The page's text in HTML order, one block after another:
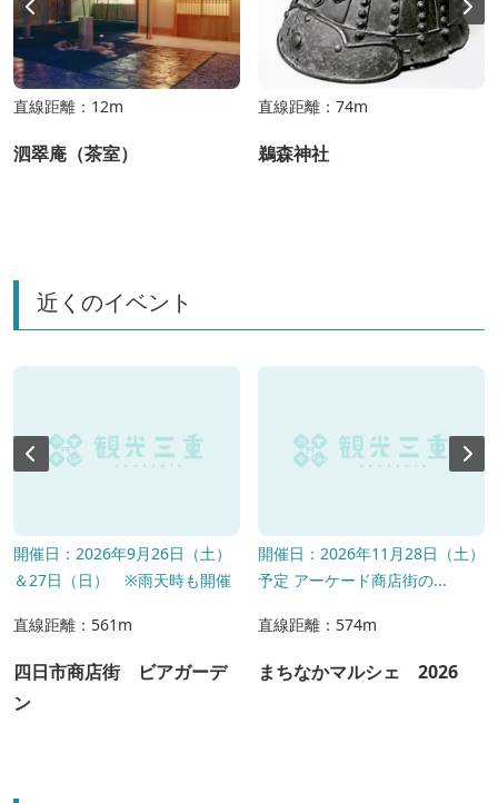
直線距離：12m
泗翠庵（茶室）
直線距離：74m
鵜森神社
近くのイベント
開催日：2026年9月26日（土）
＆27日（日） ※雨天時も開催
直線距離：561m
四日市商店街 ビアガーデ
ン
開催日：2026年11月28日（土）
予定 アーケード商店街の...
直線距離：574m
まちなかマルシェ 2026